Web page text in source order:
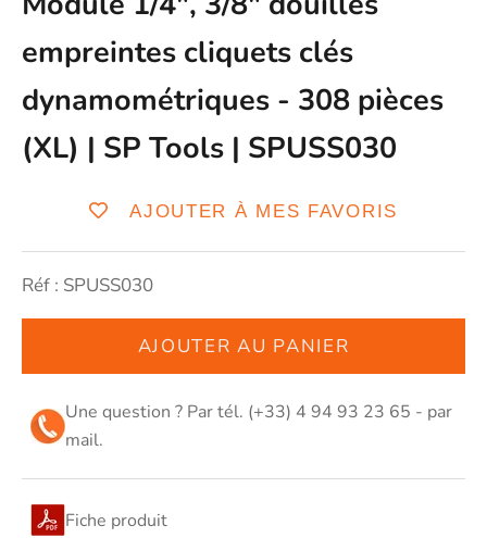
empreintes cliquets clés
dynamométriques - 308 pièces
(XL) | SP Tools | SPUSS030
AJOUTER À MES FAVORIS
Réf : SPUSS030
AJOUTER AU PANIER
Une question ? Par tél. (+33) 4 94 93 23 65 - par
mail.
Fiche produit